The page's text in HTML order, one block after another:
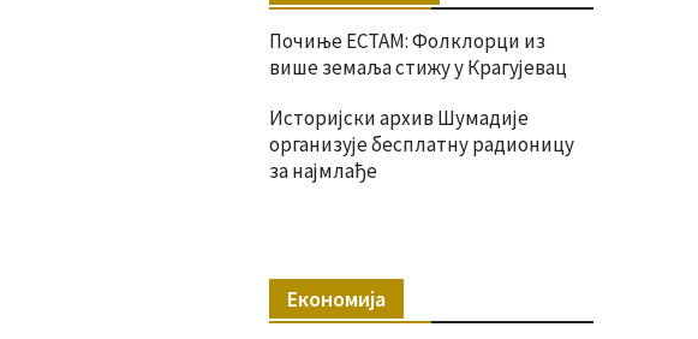
Почиње ЕСТАМ: Фолклорци из
више земаља стижу у Крагујевац
Историјски архив Шумадије
организује бесплатну радионицу
за најмлађе
Економија